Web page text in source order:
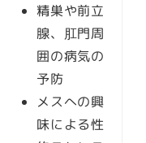
精巣や前立
腺、肛門周
囲の病気の
予防
メスへの興
味による性